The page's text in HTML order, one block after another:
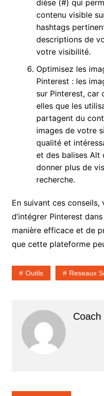
dièse (#) qui
contenu visible
hashtags
descriptions de
votre visibilité.
Optimisez les
Pinterest : les
sur Pinterest, car
elles que les
partagent du
images de votre
qualité et
et des balises Alt
donner plus de
recherche.
En suivant ces
d’intégrer Pinterest
manière efficace et de
que cette plateforme
Outils Reseaux
Coach